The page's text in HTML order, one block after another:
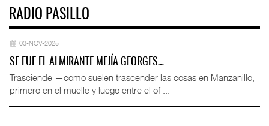
RADIO PASILLO
03-NOV-2025
SE FUE EL ALMIRANTE MEJÍA GEORGES…
Trasciende —como suelen trascender las cosas en Manzanillo,
primero en el muelle y luego entre el of ...